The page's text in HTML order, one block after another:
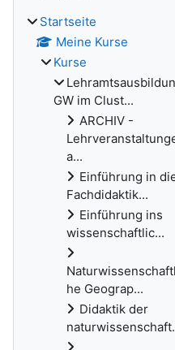
Startseite
Meine Kurse
Kurse
GW im Clust...
ARCHIV -
a...
Einführung in
Fachdidaktik...
Einführung ins
wissenschaftlic...
he Geograp...
Didaktik der